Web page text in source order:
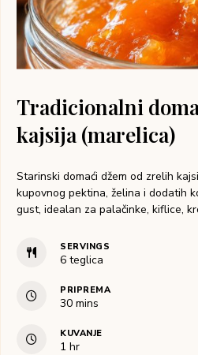
Tradicionalni
kajsija (marelica)
Starinski domaći džem od zrelih
kupovnog pektina, želina i dodatih
gust, idealan za palačinke, kiflice,
SERVINGS
6 teglica
PRIPREMA
30 mins
KUVANJE
1 hr